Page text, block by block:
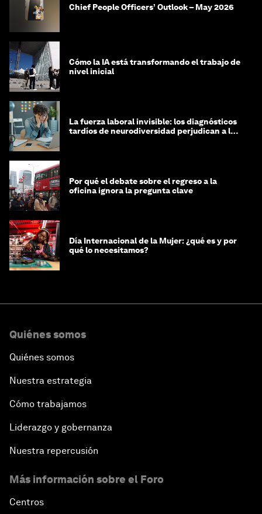
Chief People Officers’ Outlook – May 2026
Cómo la IA está transformando el trabajo de
nivel inicial
La fuerza laboral invisible: los diagnósticos
tardíos de neurodiversidad perjudican a las
Por qué el debate sobre el regreso a la
oficina ignora la pregunta clave
Día Internacional de la Mujer: ¿qué es y por
qué lo necesitamos?
Quiénes somos
Quiénes somos
Nuestra estrategia
Cómo trabajamos
Liderazgo y gobernanza
Nuestra repercusión
Más información sobre el Foro
Centros